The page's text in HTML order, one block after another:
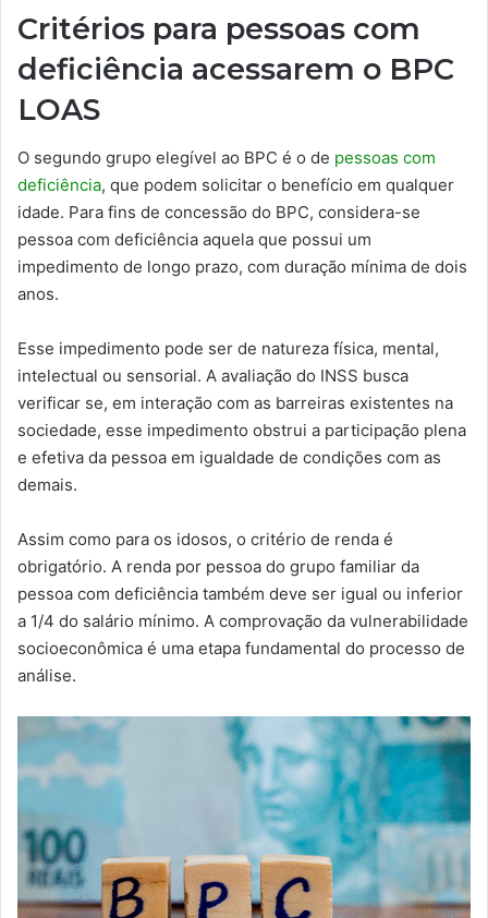
Critérios para pessoas com
deficiência acessarem o BPC
LOAS
O segundo grupo elegível ao BPC é o de pessoas com
deficiência, que podem solicitar o benefício em qualquer
idade. Para fins de concessão do BPC, considera-se
pessoa com deficiência aquela que possui um
impedimento de longo prazo, com duração mínima de dois
anos.
Esse impedimento pode ser de natureza física, mental,
intelectual ou sensorial. A avaliação do INSS busca
verificar se, em interação com as barreiras existentes na
sociedade, esse impedimento obstrui a participação plena
e efetiva da pessoa em igualdade de condições com as
demais.
Assim como para os idosos, o critério de renda é
obrigatório. A renda por pessoa do grupo familiar da
pessoa com deficiência também deve ser igual ou inferior
a 1/4 do salário mínimo. A comprovação da vulnerabilidade
socioeconômica é uma etapa fundamental do processo de
análise.